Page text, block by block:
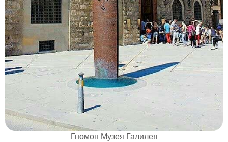
Гномон Музея Галилея